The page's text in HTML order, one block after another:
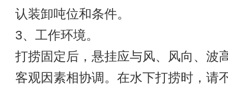
认装卸吨位和条件。
3、工作环境。
打捞固定后，悬挂应与风、风向、波
客观因素相协调。在水下打捞时，请